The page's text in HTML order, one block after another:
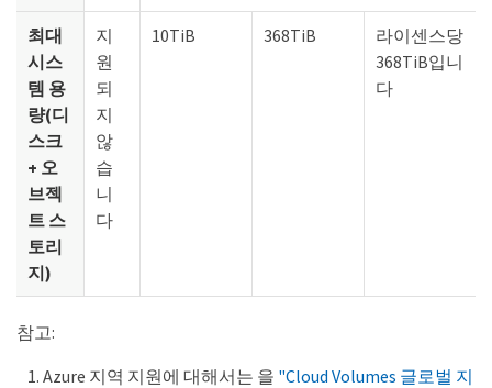
최대
시스
템 용
량(디
스크
+ 오
브젝
트 스
토리
지)
지
원
되
지
않
습
니
다
10TiB 368TiB
라이센스당
368TiB입니
다
참고:
Azure 지역 지원에 대해서는 을 "Cloud Volumes 글로벌 지